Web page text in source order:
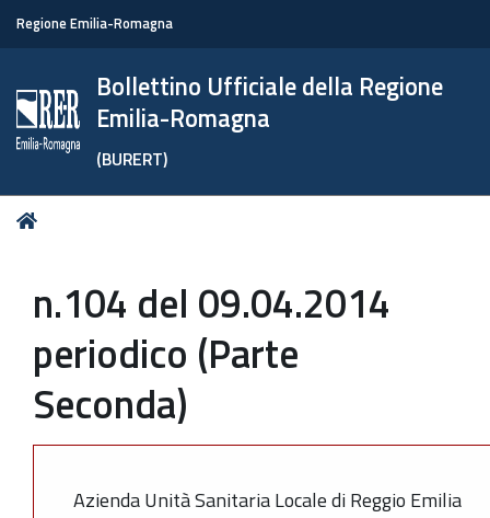
Regione Emilia-Romagna
Bollettino Ufficiale della Regione
Emilia-Romagna
(BURERT)
Tu
n.104 del 09.04.2014
periodico (Parte
Seconda)
Azienda Unità Sanitaria Locale di Reggio Emilia